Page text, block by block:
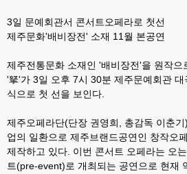
3일 문예회관서 콘서트오페라로 첫선
제주문화'배비장전' 소재 11 월 본공연
제주전통문화 소재인 '배비장전'을 원작으
'拏'가 3일 오후 7시 30분 제주문예회관
식으로 첫 선을 보인다
제주오페라단(단장 권영희 총감독 이춘기)
업의 일환으로 제주브랜드공연인 창작오
제작하고 있다 이번 콘서트 오페라는 오는
트(pre-event)로 개최되는 공연으로 현재